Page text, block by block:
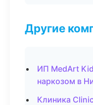
Другие
ИП MedArt
наркозом в
Клиника